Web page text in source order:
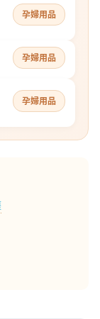
孕婦用品
孕婦用品
孕婦用品